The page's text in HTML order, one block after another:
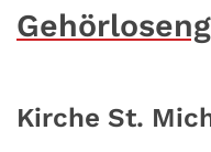
Kirche St.